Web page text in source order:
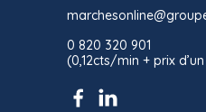
0 820 320 901
(0,12cts/min + prix